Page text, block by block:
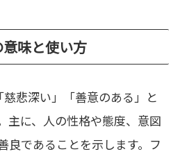
味と使い方
慈悲深い」「善意のある」と
主に、人の性格や態度、意図
良であることを示します。フ